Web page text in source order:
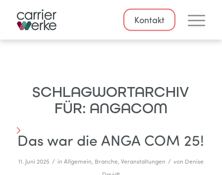
Kontakt
SCHLAGWORTARCHIV
FÜR: ANGACOM
Das war die ANGA COM 25!
11. Juni 2025 / in Allgemein, Branche, Veranstaltungen / von Denise